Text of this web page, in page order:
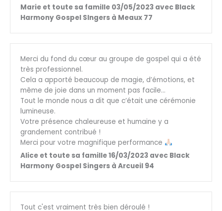
Marie et toute sa famille 03/05/2023 avec Black
Harmony Gospel SIngers à Meaux 77
Merci du fond du cœur au groupe de gospel qui a été
très professionnel.
Cela a apporté beaucoup de magie, d’émotions, et
même de joie dans un moment pas facile…
Tout le monde nous a dit que c’était une cérémonie
lumineuse.
Votre présence chaleureuse et humaine y a
grandement contribué !
Merci pour votre magnifique performance
Alice et toute sa famille 16/03/2023 avec Black
Harmony Gospel Singers à Arcueil 94
Tout c'est vraiment très bien déroulé !